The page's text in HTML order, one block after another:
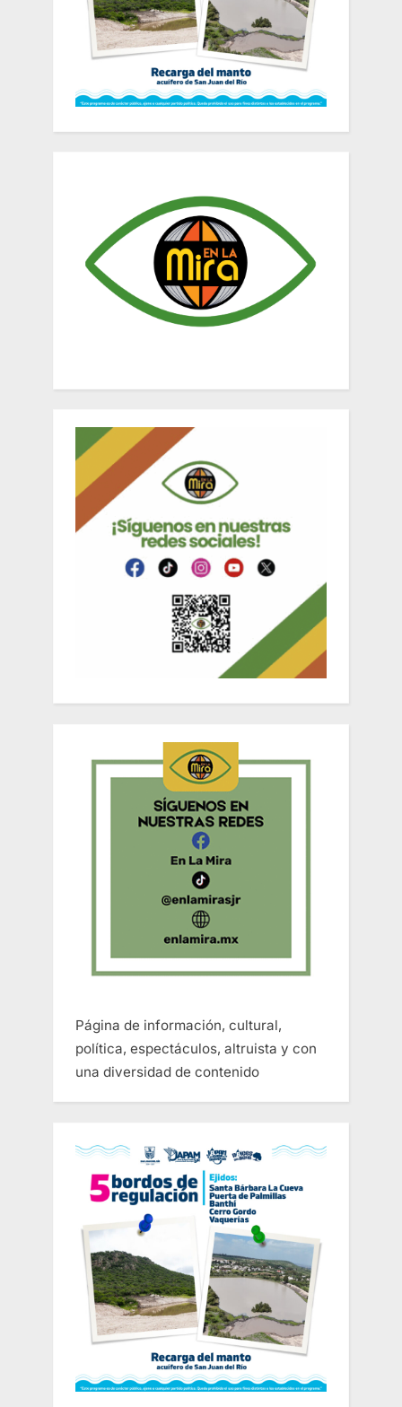
Página de información, cultural,
política, espectáculos, altruista y con
una diversidad de contenido